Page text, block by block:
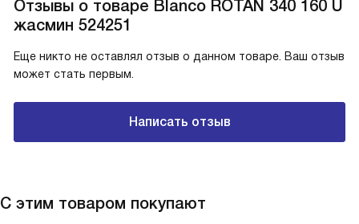
Отзывы о товаре Blanco ROTAN 340 160 U
жасмин 524251
Еще никто не оставлял отзыв о данном товаре. Ваш отзыв
может стать первым.
Написать отзыв
С этим товаром покупают